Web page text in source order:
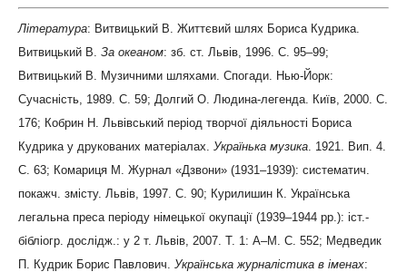
Література: Витвицький В. Життєвий шлях Бориса Кудрика.
Витвицький В. За океаном: зб. ст. Львів, 1996. С. 95–99;
Витвицький В. Музичними шляхами. Спогади. Нью-Йорк:
Сучасність, 1989. С. 59; Долгий О. Людина-легенда. Київ, 2000. С.
176; Кобрин Н. Львівський період творчої діяльності Бориса
Кудрика у друкованих матеріалах. Українька музика . 1921. Вип. 4.
С. 63; Комариця М. Журнал «Дзвони» (1931–1939): систематич.
покажч. змісту. Львів, 1997. С. 90; Курилишин К. Українська
легальна преса періоду німецької окупації (1939–1944 рр.): іст.-
бібліогр. дослідж.: у 2 т. Львів, 2007. Т. 1: А–М. С. 552; Медведик
П. Кудрик Борис Павлович. Українська журналістика в іменах: